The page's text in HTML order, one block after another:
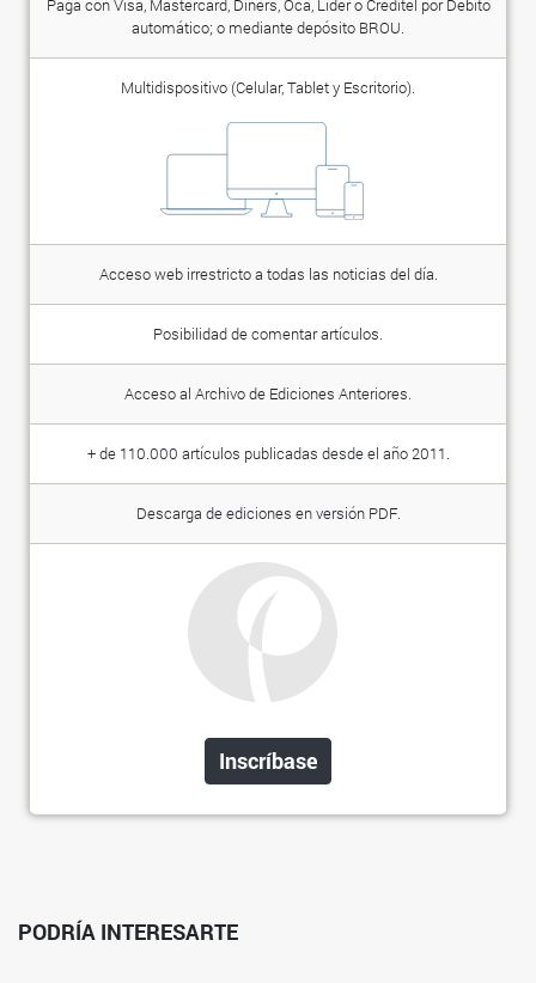
Paga con Visa, Mastercard, Diners, Oca, Lider o Creditel por Débito
automático; o mediante depósito BROU.
Multidispositivo (Celular, Tablet y Escritorio).
Acceso web irrestricto a todas las noticias del día.
Posibilidad de comentar artículos.
Acceso al Archivo de Ediciones Anteriores.
+ de 110.000 artículos publicadas desde el año 2011.
Descarga de ediciones en versión PDF.
Inscríbase
PODRÍA INTERESARTE